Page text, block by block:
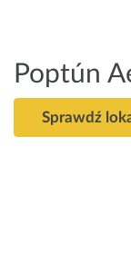
Poptún
Sprawdź